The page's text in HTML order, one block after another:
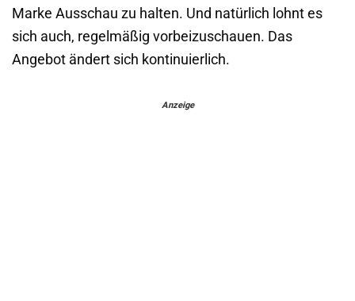
Marke Ausschau zu halten. Und natürlich lohnt es
sich auch, regelmäßig vorbeizuschauen. Das
Angebot ändert sich kontinuierlich.
Anzeige